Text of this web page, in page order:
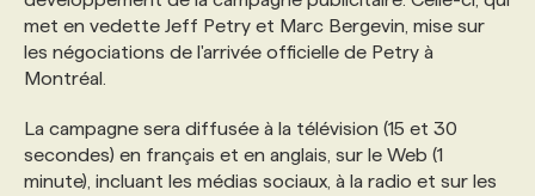
met en vedette Jeff Petry et Marc Bergevin, mise sur
les négociations de l'arrivée officielle de Petry à
Montréal.
La campagne sera diffusée à la télévision (15 et 30
secondes) en français et en anglais, sur le Web (1
minute), incluant les médias sociaux, à la radio et sur les